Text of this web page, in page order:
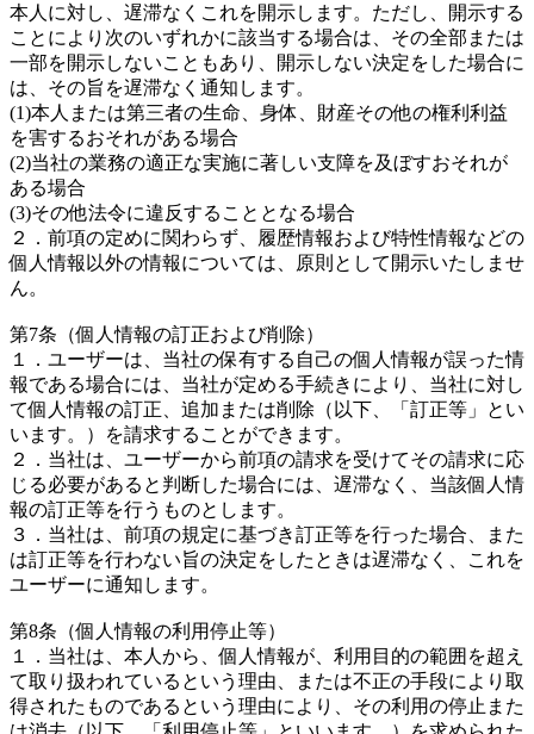
本人に対し、遅滞なくこれを開示します。ただし、開示する
ことにより次のいずれかに該当する場合は、その全部または
一部を開示しないこともあり、開示しない決定をした場合に
は、その旨を遅滞なく通知します。
(1)本人または第三者の生命、身体、財産その他の権利利益
を害するおそれがある場合
(2)当社の業務の適正な実施に著しい支障を及ぼすおそれが
ある場合
(3)その他法令に違反することとなる場合
２．前項の定めに関わらず、履歴情報および特性情報などの
個人情報以外の情報については、原則として開示いたしませ
ん。
第7条（個人情報の訂正および削除）
１．ユーザーは、当社の保有する自己の個人情報が誤った情
報である場合には、当社が定める手続きにより、当社に対し
て個人情報の訂正、追加または削除（以下、「訂正等」とい
います。）を請求することができます。
２．当社は、ユーザーから前項の請求を受けてその請求に応
じる必要があると判断した場合には、遅滞なく、当該個人情
報の訂正等を行うものとします。
３．当社は、前項の規定に基づき訂正等を行った場合、また
は訂正等を行わない旨の決定をしたときは遅滞なく、これを
ユーザーに通知します。
第8条（個人情報の利用停止等）
１．当社は、本人から、個人情報が、利用目的の範囲を超え
て取り扱われているという理由、または不正の手段により取
得されたものであるという理由により、その利用の停止また